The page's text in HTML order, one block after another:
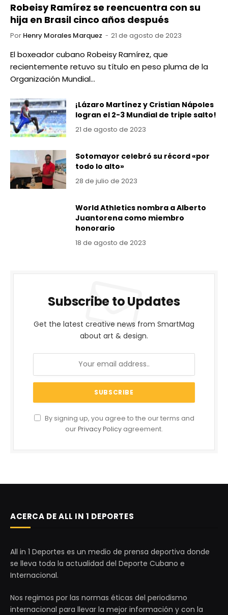
Robeisy Ramírez se reencuentra con su
hija en Brasil cinco años después
Por Henry Morales Marquez 21 de agosto de 2023
El boxeador cubano Robeisy Ramírez, que
recientemente retuvo su título en peso pluma de la
Organización Mundial…
¡Lázaro Martínez y Cristian Nápoles
logran el 2-3 Mundial de triple salto!
21 de agosto de 2023
Sotomayor celebró su récord «por
todo lo alto»
28 de julio de 2023
World Athletics nombra a Alberto
Juantorena como miembro
honorario
18 de agosto de 2023
Subscribe to Updates
Get the latest creative news from SmartMag
about art & design.
By signing up, you agree to the our terms and
ourPrivacy Policy agreement.
ACERCA DE ALL IN 1 DEPORTES
All in 1 Deportes es un medio de prensa deportiva donde
se lleva toda la actualidad del Deporte Cubano e
Internacional.
Nos regimos por las normas éticas del periodismo
internacional para llevar la mejor información y con la